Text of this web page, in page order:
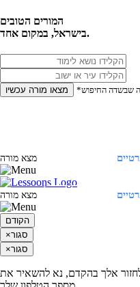
המורים הטובים
בישראל, במקום אחד.
מצאו מורה עכשיו שבשדה החיפוש
מצא מורה
מצא מורה
הקודם
×סגור
×סגור
אלך בהקדם, נא להשאיר את